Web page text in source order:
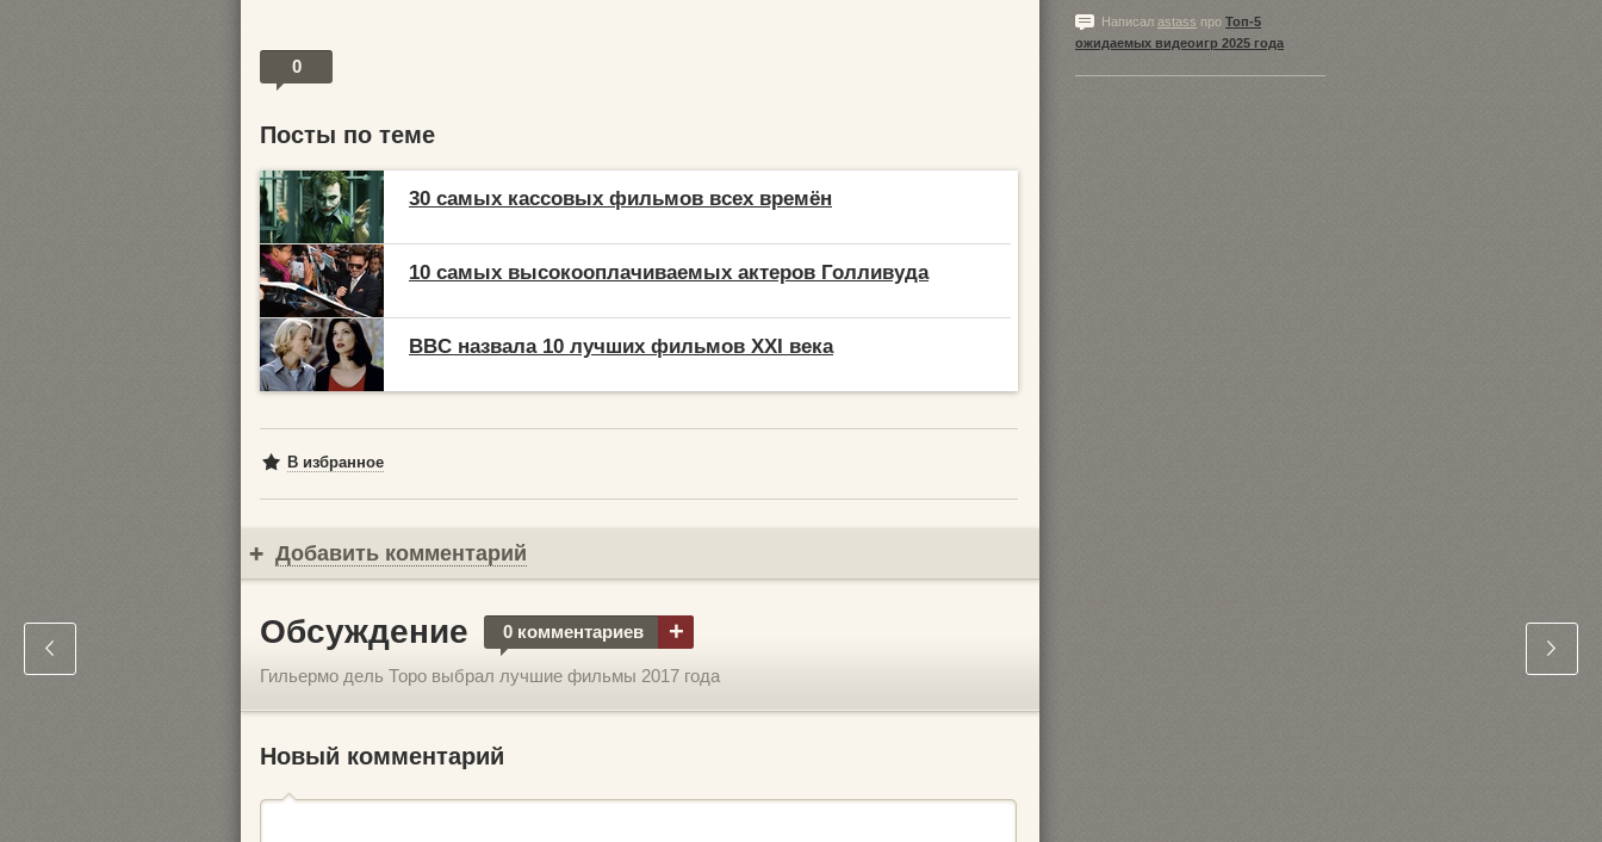
0
Посты по теме
30 самых кассовых фильмов всех времён
10 самых высокооплачиваемых актеров Голливуда
BBC назвала 10 лучших фильмов XXI века
В избранное
Добавить комментарий
Обсуждение 0 комментариев +
Гильермо дель Торо выбрал лучшие фильмы 2017 года
Новый комментарий
Написал astass про Топ-5
ожидаемых видеоигр 2025 года